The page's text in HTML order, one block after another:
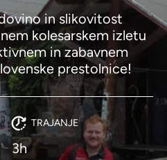
in slikovitost
kolesarskem izletu
in zabavnem
prestolnice!
TRAJANJE
3h